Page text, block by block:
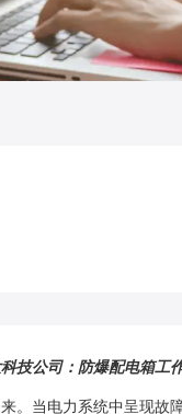
技公司：防爆配电箱工
当电力系统中呈现故